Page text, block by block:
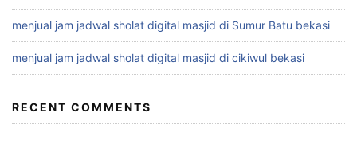
menjual jam jadwal sholat digital masjid di Sumur Batu bekasi
menjual jam jadwal sholat digital masjid di cikiwul bekasi
RECENT COMMENTS